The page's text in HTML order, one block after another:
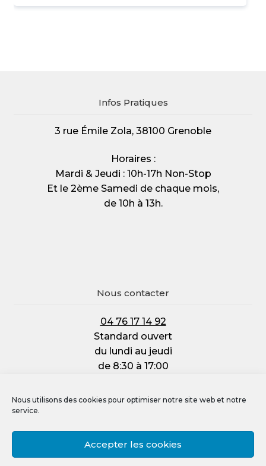
Nous utilisons des cookies pour optimiser notre site web et notre
service.
Accepter les cookies
Infos Pratiques
3 rue Émile Zola, 38100 Grenoble
Horaires :
Mardi & Jeudi : 10h-17h Non-Stop
Et le 2ème Samedi de chaque mois,
de 10h à 13h.
Nous contacter
04 76 17 14 92
Standard ouvert
du lundi au jeudi
de 8:30 à 17:00
de 8:30 à 12:00
Mentions légales